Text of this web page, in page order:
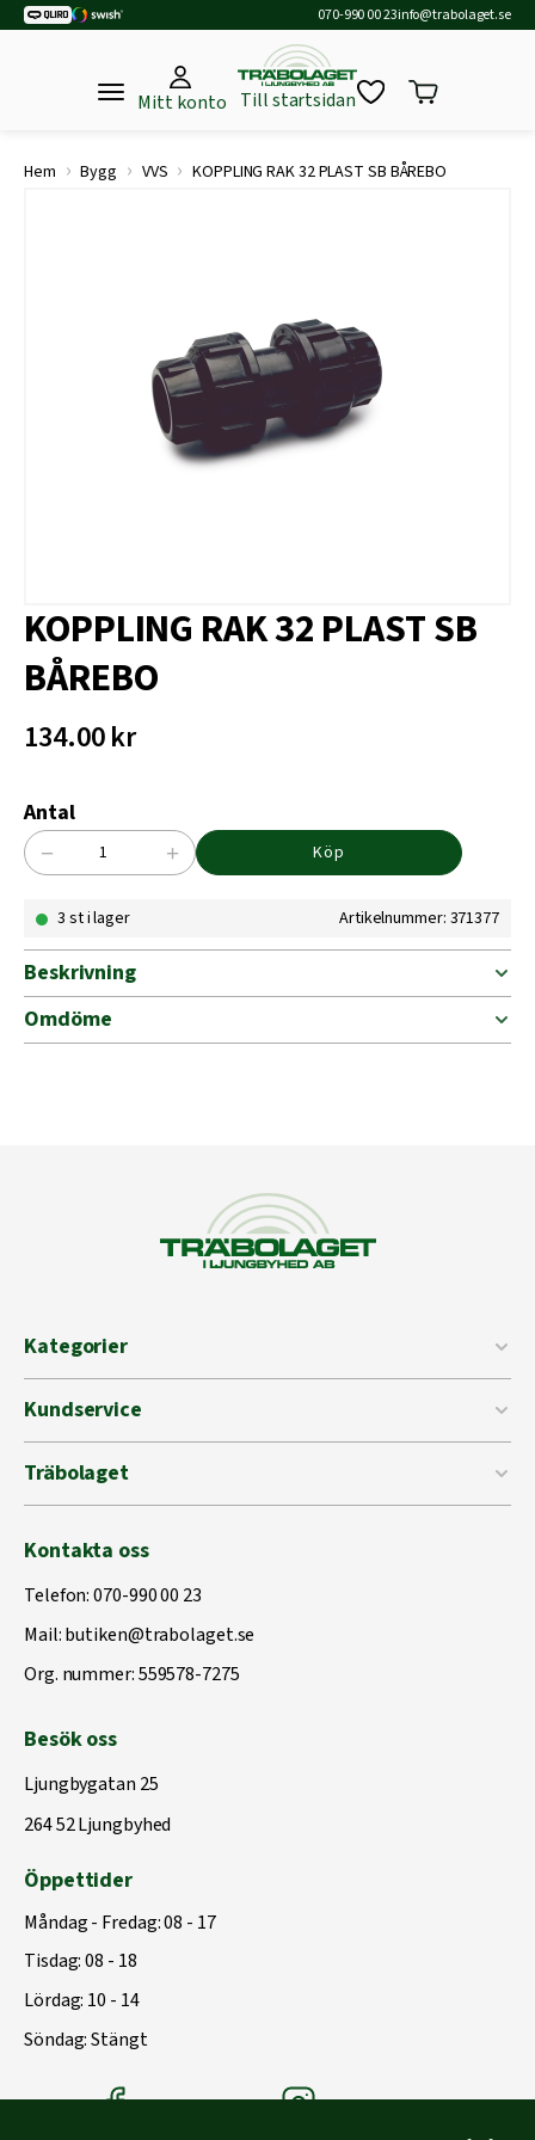
070-990 00 23info@trabolaget.se
Mitt konto Till startsidan
Hem › Bygg › VVS › KOPPLING RAK 32 PLAST SB BÅREBO
KOPPLING RAK 32 PLAST SB
BÅREBO
134.00kr
Antal
KOPPLING
32
SB
mängd
− + Köp
3 st i lager Artikelnummer: 371377
Beskrivning
Omdöme
Kategorier
Kundservice
Träbolaget
Kontakta oss
Telefon:070-990 00 23
Mail:butiken@trabolaget.se
Org. nummer: 559578-7275
Besök oss
Ljungbygatan 25
264 52 Ljungbyhed
Öppettider
Måndag - Fredag: 08 - 17
Tisdag: 08 - 18
Lördag: 10 - 14
Söndag: Stängt